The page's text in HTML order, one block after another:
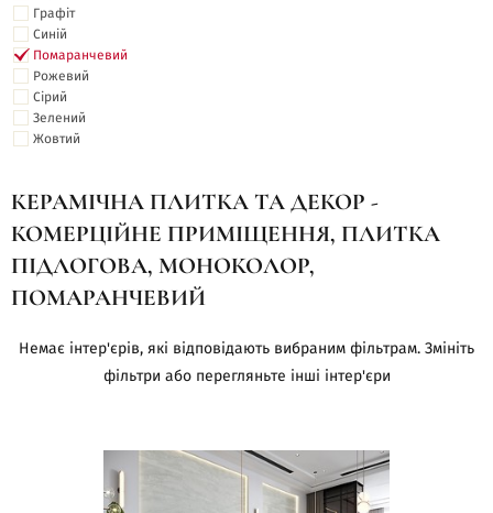
Графіт
Синій
Помаранчевий
Рожевий
Сірий
Зелений
Жовтий
КЕРАМІЧНА ПЛИТКА ТА ДЕКОР -
КОМЕРЦІЙНЕ ПРИМІЩЕННЯ, ПЛИТКА
ПІДЛОГОВА, МОНОКОЛОР,
ПОМАРАНЧЕВИЙ
Немає інтер'єрів, які відповідають вибраним фільтрам. Змініть
фільтри або перегляньте інші інтер'єри